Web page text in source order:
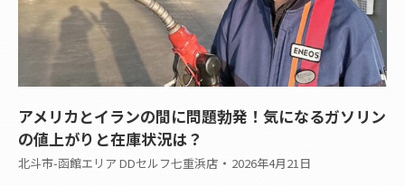
アメリカとイランの間に問題勃発！気になるガソリン
の値上がりと在庫状況は？
北斗市-函館エリア DDセルフ七重浜店 2026年4月21日